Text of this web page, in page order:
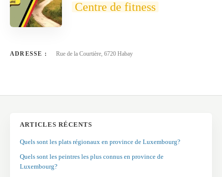
Centre de fitness
ADRESSE : Rue de la Courtière, 6720 Habay
ARTICLES RÉCENTS
Quels sont les plats régionaux en province de Luxembourg?
Quels sont les peintres les plus connus en province de
Luxembourg?